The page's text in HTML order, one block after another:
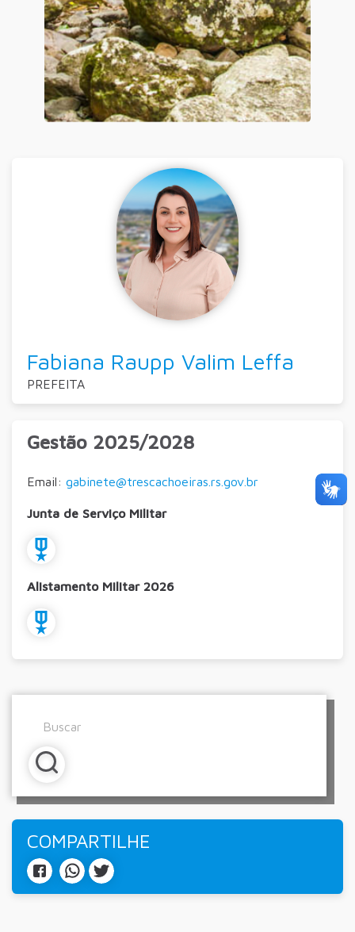
Fabiana Raupp Valim Leffa
PREFEITA
Gestão 2025/2028
Email:gabinete@trescachoeiras.rs.gov.br
Junta de Serviço Militar
Alistamento Militar 2026
COMPARTILHE